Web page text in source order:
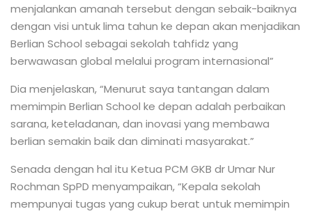
menjalankan amanah tersebut dengan sebaik-baiknya
dengan visi untuk lima tahun ke depan akan menjadikan
Berlian School sebagai sekolah tahfidz yang
berwawasan global melalui program internasional”
Dia menjelaskan, “Menurut saya tantangan dalam
memimpin Berlian School ke depan adalah perbaikan
sarana, keteladanan, dan inovasi yang membawa
berlian semakin baik dan diminati masyarakat.”
Senada dengan hal itu Ketua PCM GKB dr Umar Nur
Rochman SpPD menyampaikan, “Kepala sekolah
mempunyai tugas yang cukup berat untuk memimpin